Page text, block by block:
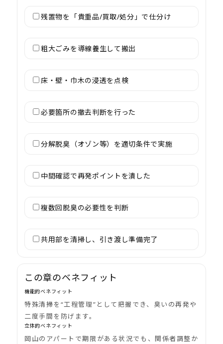
残置物を「貴重品/買取/処分」で仕分け
粗大ごみを導線養生して搬出
床・壁・巾木の浸透を点検
必要箇所の撤去判断を行った
分解脱臭（オゾン等）を適切条件で実施
中間確認で再発ポイントを潰した
複数回脱臭の必要性を判断
共用部を清掃し、引き渡し準備完了
この章のベネフィット
機能的ベネフィット
特殊清掃を“工程管理”として把握でき、臭いの再発や
二度手間を防げます。
立体的ベネフィット
岡山のアパートで期限がある状況でも、関係者調整か